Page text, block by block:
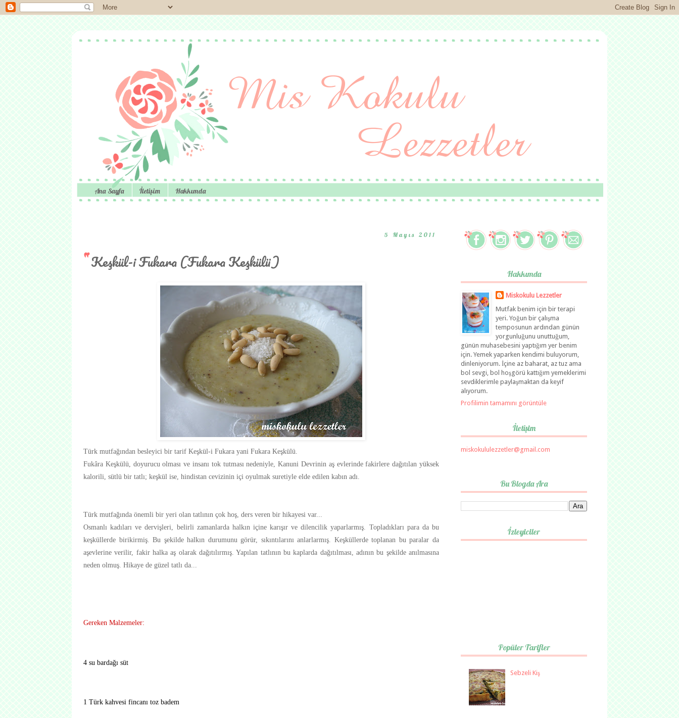
Ana Sayfa İletişim Hakkımda
5 Mayıs 2011
Keşkül-i Fukara (Fukara Keşkülü)
Türk mutfağından besleyici bir tarif Keşkül-i Fukara yani Fukara Keşkülü.
Fukâra Keşkülü, doyurucu olması ve insanı tok tutması nedeniyle, Kanuni Devrinin aş evlerinde fakirlere dağıtılan yüksek
kalorili, sütlü bir tatlı; keşkül ise, hindistan cevizinin içi oyulmak suretiyle elde edilen kabın adı.
Türk mutfağında önemli bir yeri olan tatlının çok hoş, ders veren bir hikayesi var...
Osmanlı kadıları ve dervişleri, belirli zamanlarda halkın içine karışır ve dilencilik yaparlarmış. Topladıkları para da bu
keşküllerde birikirmiş. Bu şekilde halkın durumunu görür, sıkıntılarını anlarlarmış. Keşküllerde toplanan bu paralar da
aşevlerine verilir, fakir halka aş olarak dağıtılırmış. Yapılan tatlının bu kaplarda dağıtılması, adının bu şekilde anılmasına
neden olmuş. Hikaye de güzel tatlı da...
Gereken Malzemeler:
4 su bardağı süt
1 Türk kahvesi fincanı toz badem
Hakkımda
Miskokulu Lezzetler
Mutfak benim için bir terapi
yeri. Yoğun bir çalışma
temposunun ardından günün
yorgunluğunu unuttuğum,
günün muhasebesini yaptığım yer benim
için. Yemek yaparken kendimi buluyorum,
dinleniyorum. İçine az baharat, az tuz ama
bol sevgi, bol hoşgörü kattığım yemeklerimi
sevdiklerimle paylaşmaktan da keyif
alıyorum.
Profilimin tamamını görüntüle
İletişim
miskokululezzetler@gmail.com
Bu Blogda Ara
İzleyiciler
Popüler Tarifler
Sebzeli Kiş